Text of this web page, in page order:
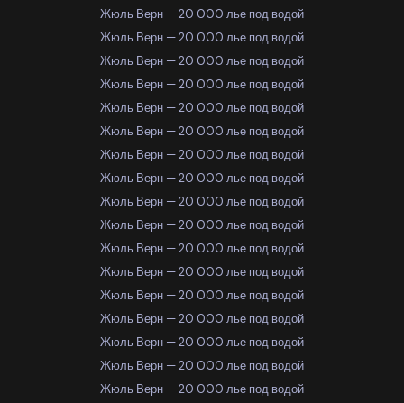
Жюль Верн — 20 000 лье под водой
Жюль Верн — 20 000 лье под водой
Жюль Верн — 20 000 лье под водой
Жюль Верн — 20 000 лье под водой
Жюль Верн — 20 000 лье под водой
Жюль Верн — 20 000 лье под водой
Жюль Верн — 20 000 лье под водой
Жюль Верн — 20 000 лье под водой
Жюль Верн — 20 000 лье под водой
Жюль Верн — 20 000 лье под водой
Жюль Верн — 20 000 лье под водой
Жюль Верн — 20 000 лье под водой
Жюль Верн — 20 000 лье под водой
Жюль Верн — 20 000 лье под водой
Жюль Верн — 20 000 лье под водой
Жюль Верн — 20 000 лье под водой
Жюль Верн — 20 000 лье под водой